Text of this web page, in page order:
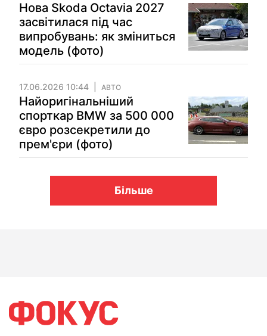
Нова Skoda Octavia 2027
засвітилася під час
випробувань: як зміниться
модель (фото)
17.06.2026 10:44 АВТО
Найоригінальніший
спорткар BMW за 500 000
євро розсекретили до
прем'єри (фото)
Більше